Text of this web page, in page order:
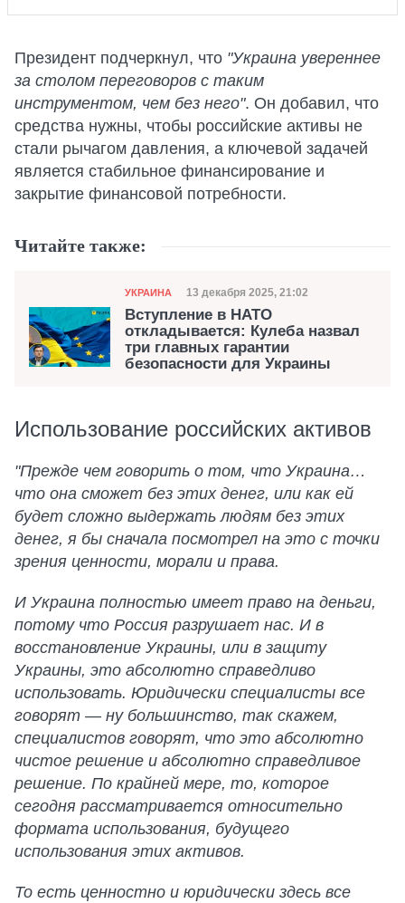
Президент подчеркнул, что "Украина увереннее
за столом переговоров с таким
инструментом, чем без него". Он добавил, что
средства нужны, чтобы российские активы не
стали рычагом давления, а ключевой задачей
является стабильное финансирование и
закрытие финансовой потребности.
Читайте также:
Категория
УКРАИНА Дата публикации
13 декабря 2025, 21:02
Вступление в НАТО
откладывается: Кулеба назвал
три главных гарантии
безопасности для Украины
Использование российских активов
"Прежде чем говорить о том, что Украина…
что она сможет без этих денег, или как ей
будет сложно выдержать людям без этих
денег, я бы сначала посмотрел на это с точки
зрения ценности, морали и права.
И Украина полностью имеет право на деньги,
потому что Россия разрушает нас. И в
восстановление Украины, или в защиту
Украины, это абсолютно справедливо
использовать. Юридически специалисты все
говорят — ну большинство, так скажем,
специалистов говорят, что это абсолютно
чистое решение и абсолютно справедливое
решение. По крайней мере, то, которое
сегодня рассматривается относительно
формата использования, будущего
использования этих активов.
То есть ценностно и юридически здесь все